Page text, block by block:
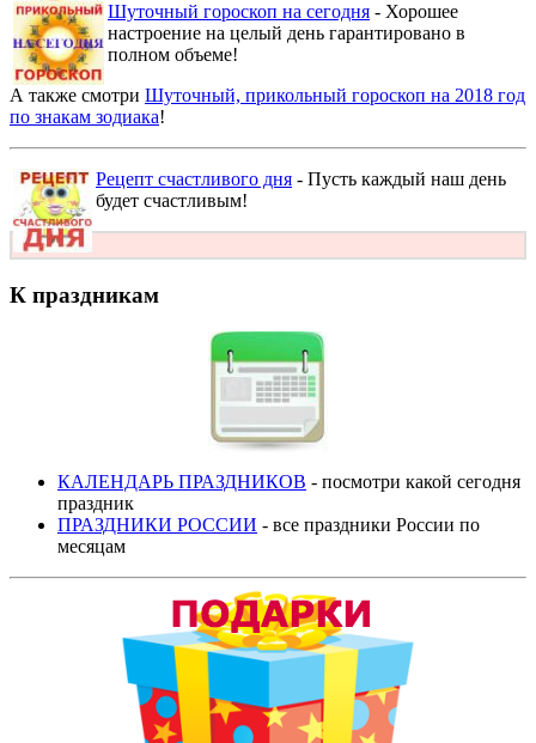
Шуточный гороскоп на сегодня - Хорошее
настроение на целый день гарантировано в
полном объеме!
А также смотри Шуточный, прикольный гороскоп на 2018 год
по знакам зодиака!
Рецепт счастливого дня - Пусть каждый наш день
будет счастливым!
К праздникам
КАЛЕНДАРЬ ПРАЗДНИКОВ - посмотри какой сегодня
праздник
ПРАЗДНИКИ РОССИИ - все праздники России по
месяцам